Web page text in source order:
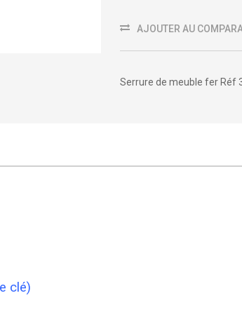
AJOUTER AU
Serrure de meuble fer Réf
clé)